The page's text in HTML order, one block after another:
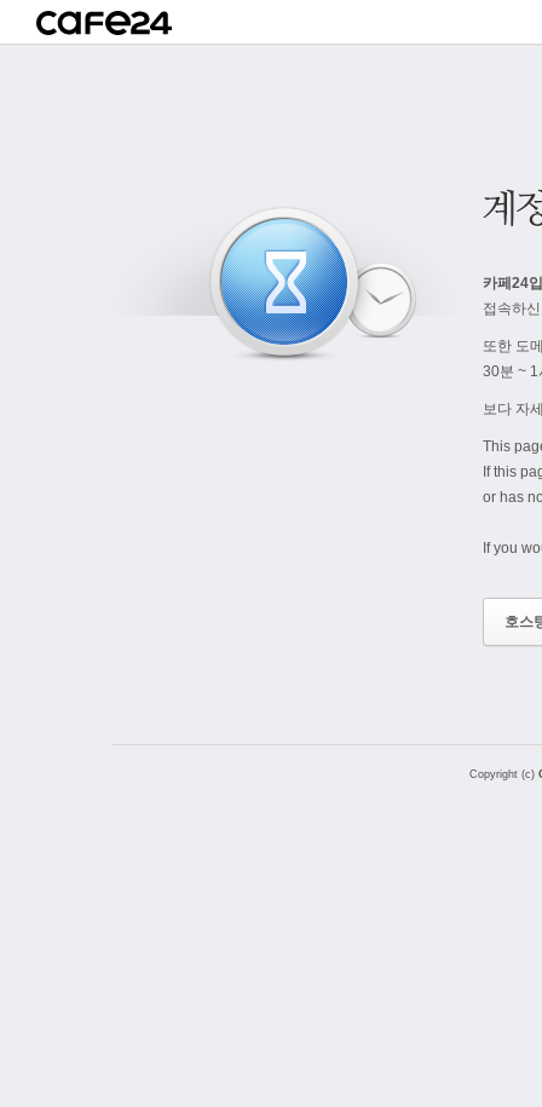
카페24
접속하
또한 도
30분 ~ 1
보다 자
This
If this
or has
If you
호스
Copyright (c)